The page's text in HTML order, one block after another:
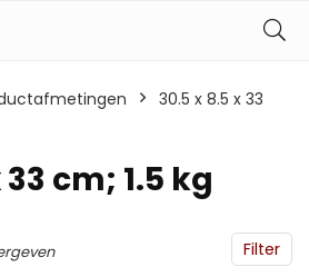
‎30.5 x 8.5 x 33
cm; 1.5 kg
Filter